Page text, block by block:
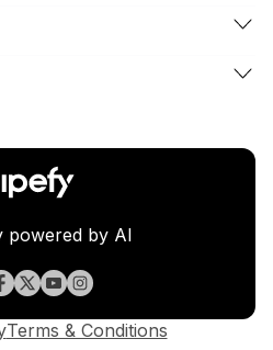
powered by AI
Terms & Conditions